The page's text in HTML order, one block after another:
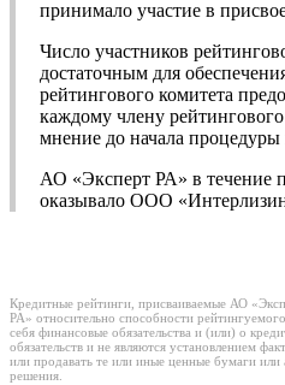
принимало участие в
Число участников
достаточным для
рейтингового комитета
каждому члену
мнение до начала процедуры
АО «Эксперт РА» в течение
оказывало ООО
Кредитные рейтинги, присваиваемые АО
РА» относительно способности
себя финансовые обязательства и (или) о
обязательств и не являются установлением
или продавать те или иные ценные бумаги
решения.